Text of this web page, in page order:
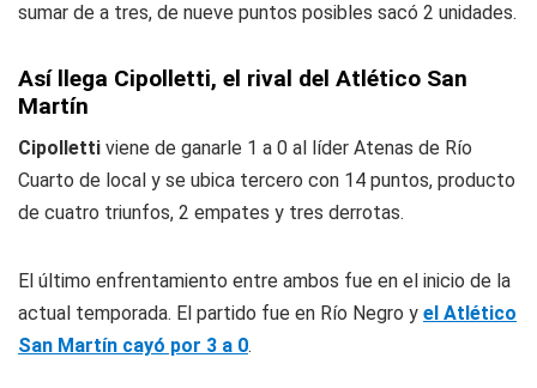
sumar de a tres, de nueve puntos posibles sacó 2 unidades.
Así llega Cipolletti, el rival del Atlético San
Martín
Cipolletti viene de ganarle 1 a 0 al líder Atenas de Río
Cuarto de local y se ubica tercero con 14 puntos, producto
de cuatro triunfos, 2 empates y tres derrotas.
El último enfrentamiento entre ambos fue en el inicio de la
actual temporada. El partido fue en Río Negro y el Atlético
San Martín cayó por 3 a 0.